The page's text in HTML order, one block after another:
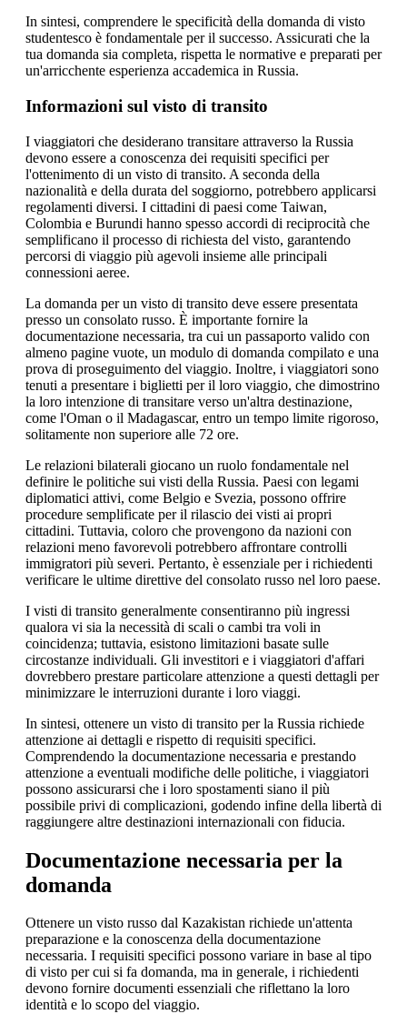
In sintesi, comprendere le specificità della domanda di visto
studentesco è fondamentale per il successo. Assicurati che la
tua domanda sia completa, rispetta le normative e preparati per
un'arricchente esperienza accademica in Russia.
Informazioni sul visto di transito
I viaggiatori che desiderano transitare attraverso la Russia
devono essere a conoscenza dei requisiti specifici per
l'ottenimento di un visto di transito. A seconda della
nazionalità e della durata del soggiorno, potrebbero applicarsi
regolamenti diversi. I cittadini di paesi come Taiwan,
Colombia e Burundi hanno spesso accordi di reciprocità che
semplificano il processo di richiesta del visto, garantendo
percorsi di viaggio più agevoli insieme alle principali
connessioni aeree.
La domanda per un visto di transito deve essere presentata
presso un consolato russo. È importante fornire la
documentazione necessaria, tra cui un passaporto valido con
almeno pagine vuote, un modulo di domanda compilato e una
prova di proseguimento del viaggio. Inoltre, i viaggiatori sono
tenuti a presentare i biglietti per il loro viaggio, che dimostrino
la loro intenzione di transitare verso un'altra destinazione,
come l'Oman o il Madagascar, entro un tempo limite rigoroso,
solitamente non superiore alle 72 ore.
Le relazioni bilaterali giocano un ruolo fondamentale nel
definire le politiche sui visti della Russia. Paesi con legami
diplomatici attivi, come Belgio e Svezia, possono offrire
procedure semplificate per il rilascio dei visti ai propri
cittadini. Tuttavia, coloro che provengono da nazioni con
relazioni meno favorevoli potrebbero affrontare controlli
immigratori più severi. Pertanto, è essenziale per i richiedenti
verificare le ultime direttive del consolato russo nel loro paese.
I visti di transito generalmente consentiranno più ingressi
qualora vi sia la necessità di scali o cambi tra voli in
coincidenza; tuttavia, esistono limitazioni basate sulle
circostanze individuali. Gli investitori e i viaggiatori d'affari
dovrebbero prestare particolare attenzione a questi dettagli per
minimizzare le interruzioni durante i loro viaggi.
In sintesi, ottenere un visto di transito per la Russia richiede
attenzione ai dettagli e rispetto di requisiti specifici.
Comprendendo la documentazione necessaria e prestando
attenzione a eventuali modifiche delle politiche, i viaggiatori
possono assicurarsi che i loro spostamenti siano il più
possibile privi di complicazioni, godendo infine della libertà di
raggiungere altre destinazioni internazionali con fiducia.
Documentazione necessaria per la
domanda
Ottenere un visto russo dal Kazakistan richiede un'attenta
preparazione e la conoscenza della documentazione
necessaria. I requisiti specifici possono variare in base al tipo
di visto per cui si fa domanda, ma in generale, i richiedenti
devono fornire documenti essenziali che riflettano la loro
identità e lo scopo del viaggio.